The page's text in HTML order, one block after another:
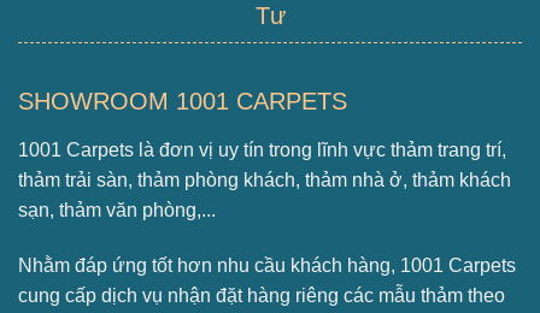
Tư
SHOWROOM 1001 CARPETS
1001 Carpets là đơn vị uy tín trong lĩnh vực thảm trang trí,
thảm trải sàn, thảm phòng khách, thảm nhà ở, thảm khách
sạn, thảm văn phòng,...
Nhằm đáp ứng tốt hơn nhu cầu khách hàng, 1001 Carpets
cung cấp dịch vụ nhận đặt hàng riêng các mẫu thảm theo